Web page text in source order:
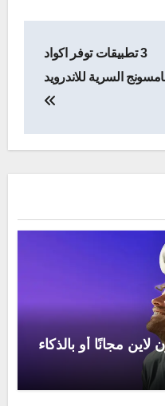
3 تطبيقات توفر اكواد
السرية للاندرويد
لاين مجانًا أو بالذكاء